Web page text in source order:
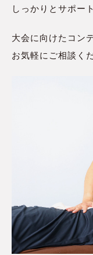
しっかりとサポー
大会に向けたコン
お気軽にご相談く